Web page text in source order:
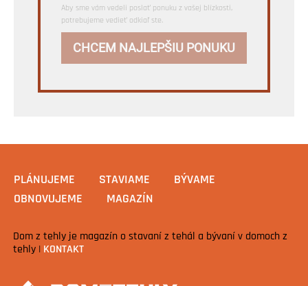
Aby sme vám vedeli poslať ponuku z vašej blízkosti,
potrebujeme vedieť odkiaľ ste.
CHCEM NAJLEPŠIU PONUKU
PLÁNUJEME STAVIAME
BÝVAME
OBNOVUJEME
MAGAZÍN
Dom z tehly je magazín o stavaní z tehál a bývaní v domoch z
tehly |
KONTAKT